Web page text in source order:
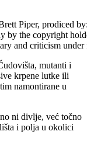
Piper, prodiced
by the copyright
and criticism under
mutanti i
krpene lutke ili
namontirane u
ni divlje, već točno
i polja u okolici